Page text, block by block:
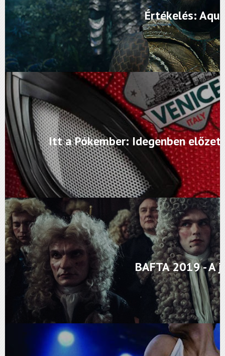
Értékelés:
Itt a Pókember: Idegenben
BAFTA 2019 - A